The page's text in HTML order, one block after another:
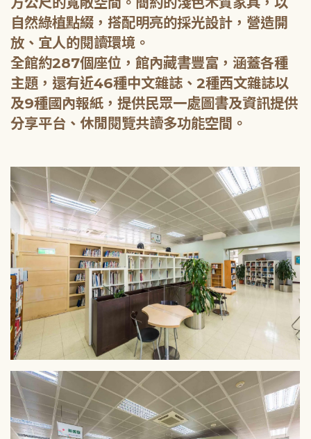
自然綠植點綴，搭配明亮的採光設計，營造開
放、宜人的閱讀環境。
全館約287個座位，館內藏書豐富，涵蓋各種
主題，還有近46種中文雜誌、2種西文雜誌以
及9種國內報紙，提供民眾一處圖書及資訊提供